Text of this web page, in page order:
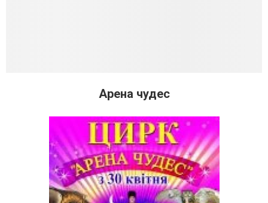
Арена чудес